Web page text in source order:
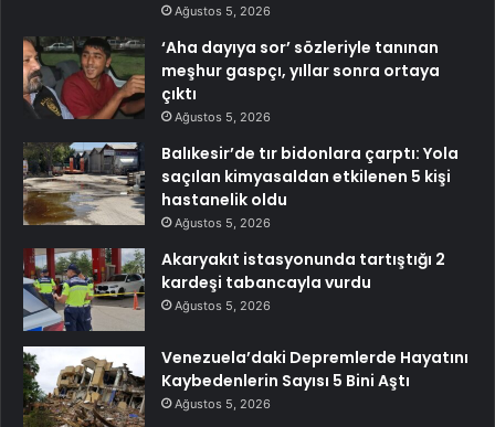
Ağustos 5, 2026
‘Aha dayıya sor’ sözleriyle tanınan
meşhur gaspçı, yıllar sonra ortaya
çıktı
Ağustos 5, 2026
Balıkesir’de tır bidonlara çarptı: Yola
saçılan kimyasaldan etkilenen 5 kişi
hastanelik oldu
Ağustos 5, 2026
Akaryakıt istasyonunda tartıştığı 2
kardeşi tabancayla vurdu
Ağustos 5, 2026
Venezuela’daki Depremlerde Hayatını
Kaybedenlerin Sayısı 5 Bini Aştı
Ağustos 5, 2026